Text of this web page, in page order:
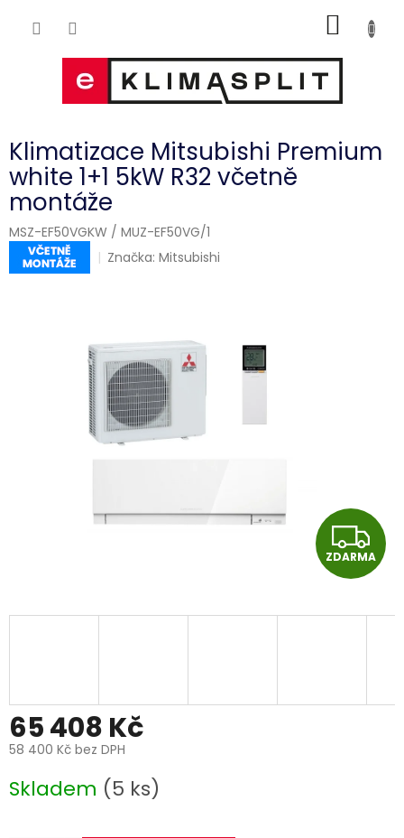
KOŠÍK
Klimatizace Mitsubishi Premium
white 1+1 5kW R32 včetně
montáže
MSZ-EF50VGKW / MUZ-EF50VG/1
Značka:Mitsubishi
Z
D
A
ZDARMA
65 408 Kč
58 400 Kč bez DPH
cena:
Skladem (5 ks)